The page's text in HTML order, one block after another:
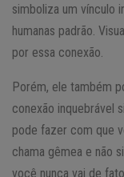
simboliza um vínculo
humanas padrão.
por essa conexão.
Porém, ele também
conexão inquebrável
pode fazer com que
chama gêmea e não
você nunca vai de